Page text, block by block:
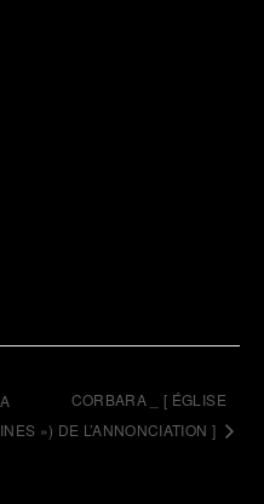
»)
CORBARA _ [ ÉGLISE
DE L’ANNONCIATION ]